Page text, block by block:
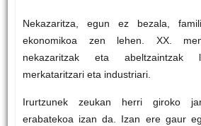
Nekazaritza, egun ez bezala,
ekonomikoa zen lehen. XX.
nekazaritzak eta
merkataritzari eta industriari.
Irurtzunek zeukan herri giroko
erabatekoa izan da. Izan ere gaur